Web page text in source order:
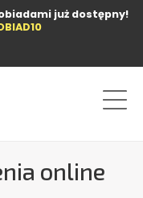
obiadami już dostępny!
online